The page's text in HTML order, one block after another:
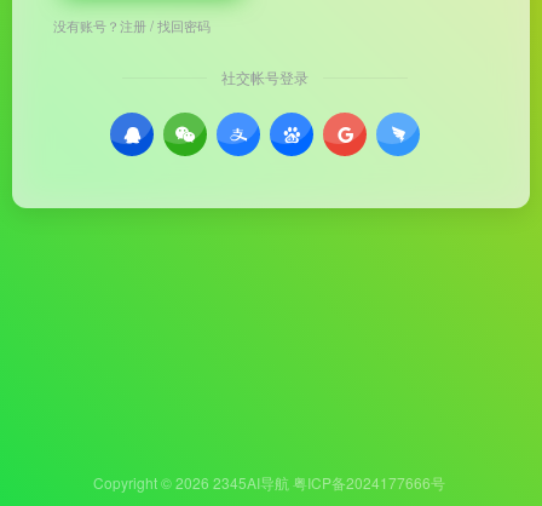
没有账号？注册/找回密码
社交帐号登录
Copyright © 2026 2345AI导航 粤ICP备2024177666号